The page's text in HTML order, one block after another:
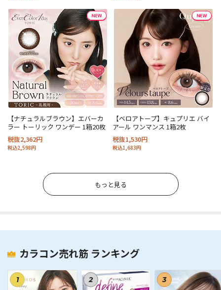
【ナチュラルブラウン】エバーカ
ラー トーリック ワンデー 1箱20枚
税抜2,362円
税込2,598円
【ベロアトープ】キュプリエ バイ
アール ワンマンス 1箱2枚
税抜1,530円
税込1,683円
もっと見る
カラコン売れ筋 ランキング
1 2 3